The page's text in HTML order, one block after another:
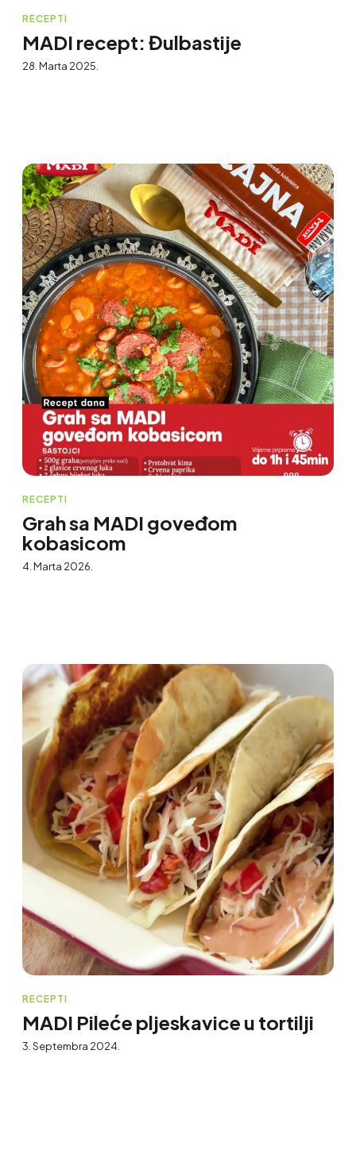
RECEPTI
MADI recept: Đulbastije
28. Marta 2025.
RECEPTI
Grah sa MADI goveđom
kobasicom
4. Marta 2026.
RECEPTI
MADI Pileće pljeskavice u tortilji
3. Septembra 2024.